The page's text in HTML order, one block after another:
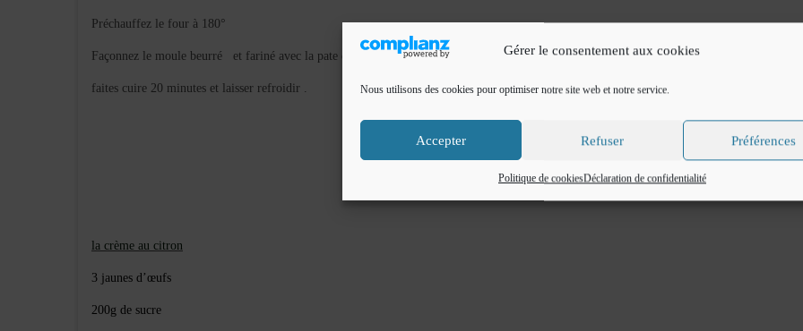
Gérer le consentement aux cookies
Nous utilisons des cookies pour optimiser notre site web et notre service.
Accepter Refuser Préférences
Politique de cookiesDéclaration de confidentialité
Préchauffez le four à 180°
Façonnez le moule beurré et fariné avec la pate et piquez avec une fourchette.
faites cuire 20 minutes et laisser refroidir .
la crème au citron
3 jaunes d’œufs
200g de sucre